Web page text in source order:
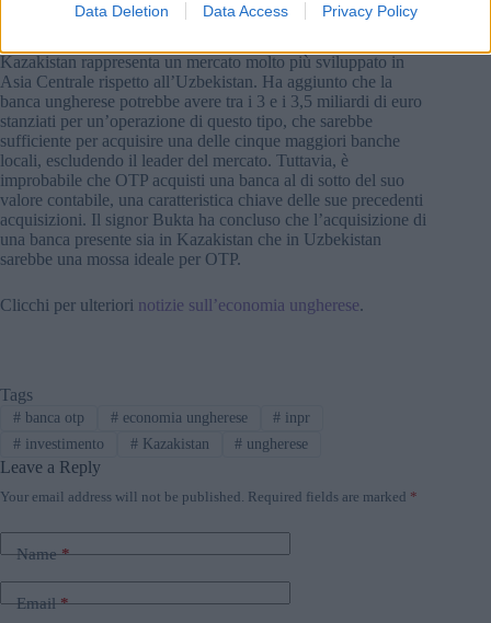
Data Deletion Data Access Privacy Policy
Foto: FB/JÉG – Jövőt Építők Generációja
Kazakistan rappresenta un mercato molto più sviluppato in
Asia Centrale rispetto all’Uzbekistan. Ha aggiunto che la
banca ungherese potrebbe avere tra i 3 e i 3,5 miliardi di euro
stanziati per un’operazione di questo tipo, che sarebbe
sufficiente per acquisire una delle cinque maggiori banche
locali, escludendo il leader del mercato. Tuttavia, è
improbabile che OTP acquisti una banca al di sotto del suo
valore contabile, una caratteristica chiave delle sue precedenti
acquisizioni. Il signor Bukta ha concluso che l’acquisizione di
una banca presente sia in Kazakistan che in Uzbekistan
sarebbe una mossa ideale per OTP.
Clicchi per ulteriori notizie sull’economia ungherese.
Tags
#banca otp #economia ungherese # inpr
#investimento #Kazakistan # ungherese
Leave a Reply
Your email address will not be published. Required fields are marked *
Name*
Email*